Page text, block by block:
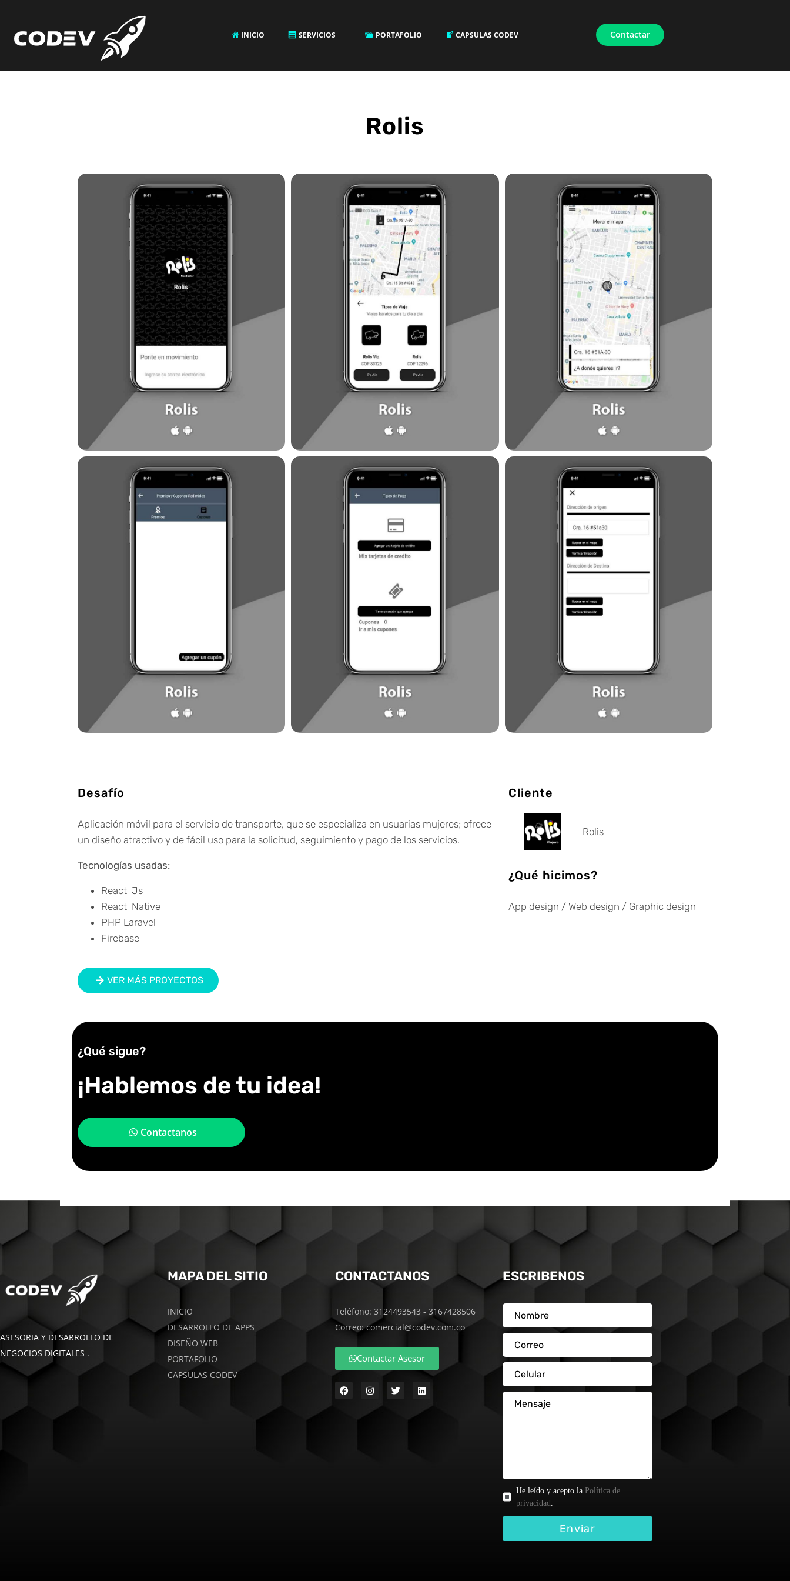
INICIO SERVICIOS PORTAFOLIO CAPSULAS CODEV Contactar
Rolis
Desafío
Aplicación móvil para el servicio de transporte, que se especializa en usuarias mujeres; ofrece
un diseño atractivo y de fácil uso para la solicitud, seguimiento y pago de los servicios.
Tecnologías usadas:
React Js
React Native
PHP Laravel
Firebase
VER MÁS PROYECTOS
Cliente
Rolis
¿Qué hicimos?
App design / Web design / Graphic design
¿Qué sigue?
¡Hablemos de tu idea!
Contactanos
ASESORIA Y DESARROLLO DE
NEGOCIOS DIGITALES .
MAPA DEL SITIO
INICIO
DESARROLLO DE APPS
DISEÑO WEB
PORTAFOLIO
CAPSULAS CODEV
CONTACTANOS
Teléfono: 3124493543 - 3167428506
Correo: comercial@codev.com.co
Contactar Asesor
ESCRIBENOS
He leído y acepto la Política de
privacidad.
Enviar